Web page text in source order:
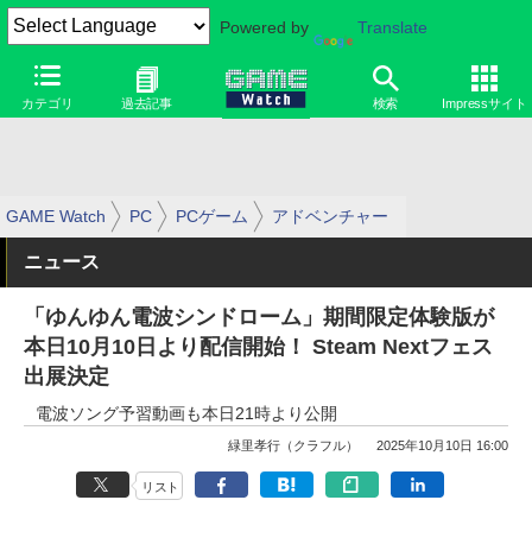
Powered by Translate
カテゴリ 過去記事 検索 Impressサイト
GAME Watch PC PCゲーム アドベンチャー
ニュース
「ゆんゆん電波シンドローム」期間限定体験版が
本日10月10日より配信開始！ Steam Nextフェス
出展決定
電波ソング予習動画も本日21時より公開
緑里孝行（クラフル） 2025年10月10日 16:00
リスト